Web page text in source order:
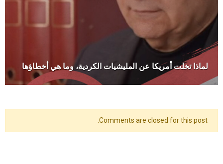
لماذا تخلت أمريكا عن المليشيات الكردية، وما هي أخطاؤها
Comments are closed for this post.